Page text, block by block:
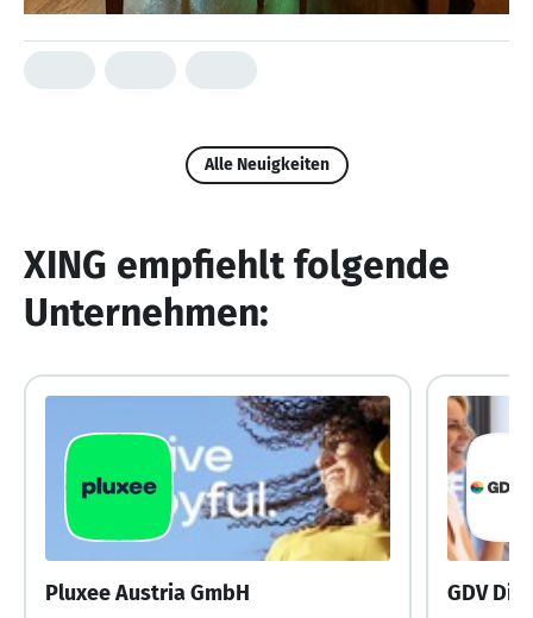
Alle Neuigkeiten
XING empfiehlt folgende
Unternehmen:
Pluxee Austria GmbH GDV